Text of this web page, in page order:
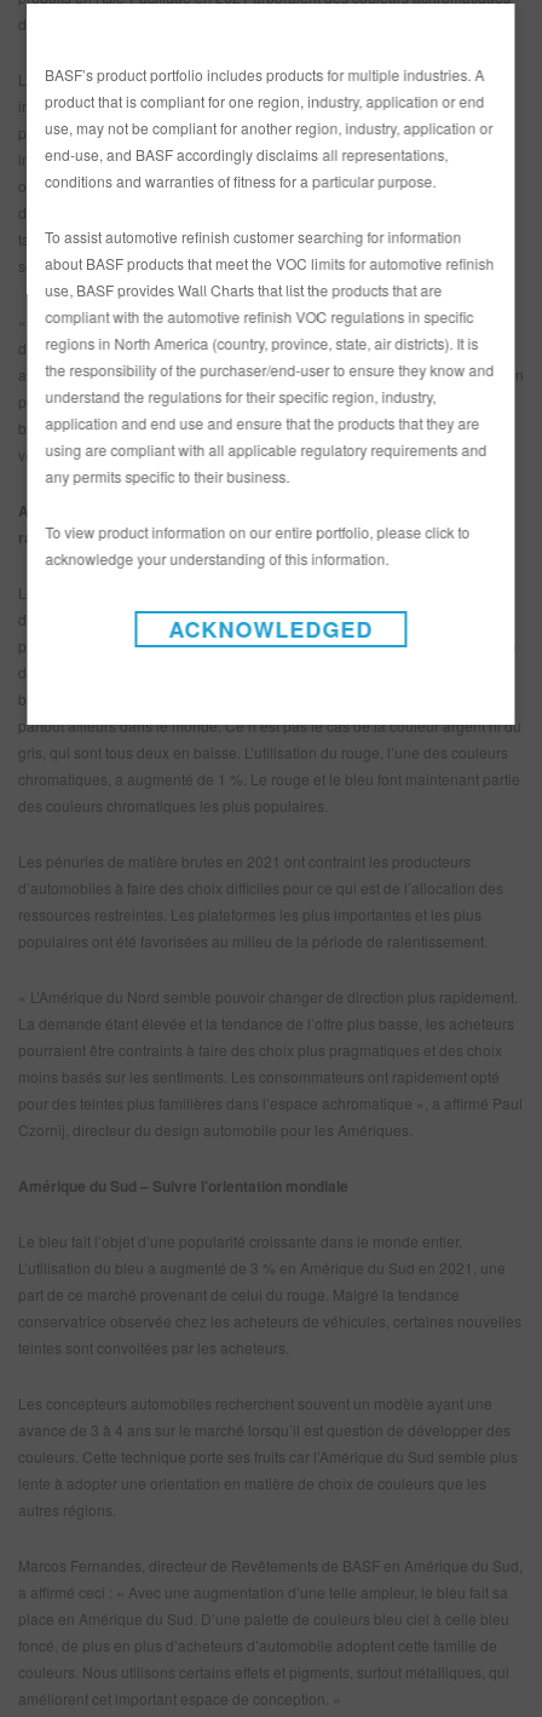
dans au moins 79 % des cas.
La popularité des couleurs chromatiques étant stable, les espaces
individuels qui s’y prêtent sont comblés par certaines couleurs selon une
prépondérance peu variable. Le bleu, la première couleur chromatique en
importance, est utilisé de plus en plus, reflétant ainsi les données globales
obtenues dans d’autres régions. Son utilisation a augmenté alors que celle
du rouge a diminué. Le brun et l’or affichent des taux d’utilisation importants
tandis que le beige, l’orange, le jaune, le vert et le violet sont utilisés
seulement à 1 % chacun.
« AP est le plus important producteur d’automobiles au monde et reflète la
diversité la plus élevée pour ce qui est de la couleur, en comparaison des
autres régions », a affirmé Chiharu Matsuhara, directeur d’Automotive Design
pour AP. « La variété des teintes de vert a augmenté tout comme celles de
bleu. Du bleu sarcelle à olive en passant par le kaki, on ne parle plus des
verts habituels, surtout pour les VUS ».
Amérique du Nord – Les préférences en matière de couleur changent
rapidement dans les Amériques
Le bleu semble prendre du terrain en Amérique du Nord. Son utilisation a
diminué de 4 % par rapport à l’année dernière, ce qui a permis à la
préférence pour le bleu d’atteindre les niveaux affichés en 2017. L’utilisation
des couleurs achromatiques a connu une hausse importante, y compris le
blanc, dont l’utilisation a augmenté en Amérique du Nord tout en baissant
partout ailleurs dans le monde. Ce n’est pas le cas de la couleur argent ni du
gris, qui sont tous deux en baisse. L’utilisation du rouge, l’une des couleurs
chromatiques, a augmenté de 1 %. Le rouge et le bleu font maintenant partie
des couleurs chromatiques les plus populaires.
Les pénuries de matière brutes en 2021 ont contraint les producteurs
d’automobiles à faire des choix difficiles pour ce qui est de l’allocation des
ressources restreintes. Les plateformes les plus importantes et les plus
populaires ont été favorisées au milieu de la période de ralentissement.
« L’Amérique du Nord semble pouvoir changer de direction plus rapidement.
La demande étant élevée et la tendance de l’offre plus basse, les acheteurs
pourraient être contraints à faire des choix plus pragmatiques et des choix
moins basés sur les sentiments. Les consommateurs ont rapidement opté
pour des teintes plus familières dans l’espace achromatique », a affirmé Paul
Czornij, directeur du design automobile pour les Amériques.
Amérique du Sud – Suivre l’orientation mondiale
Le bleu fait l’objet d’une popularité croissante dans le monde entier.
L’utilisation du bleu a augmenté de 3 % en Amérique du Sud en 2021, une
part de ce marché provenant de celui du rouge. Malgré la tendance
conservatrice observée chez les acheteurs de véhicules, certaines nouvelles
teintes sont convoitées par les acheteurs.
Les concepteurs automobiles recherchent souvent un modèle ayant une
avance de 3 à 4 ans sur le marché lorsqu’il est question de développer des
couleurs. Cette technique porte ses fruits car l’Amérique du Sud semble plus
lente à adopter une orientation en matière de choix de couleurs que les
autres régions.
Marcos Fernandes, directeur de Revêtements de BASF en Amérique du Sud,
a affirmé ceci : « Avec une augmentation d’une telle ampleur, le bleu fait sa
place en Amérique du Sud. D’une palette de couleurs bleu ciel à celle bleu
foncé, de plus en plus d’acheteurs d’automobile adoptent cette famille de
couleurs. Nous utilisons certains effets et pigments, surtout métalliques, qui
améliorent cet important espace de conception. »
BASF’s product portfolio includes products for multiple industries. A
product that is compliant for one region, industry, application or end
use, may not be compliant for another region, industry, application or
end-use, and BASF accordingly disclaims all representations,
conditions and warranties of fitness for a particular purpose.
To assist automotive refinish customer searching for information
about BASF products that meet the VOC limits for automotive refinish
use, BASF provides Wall Charts that list the products that are
compliant with the automotive refinish VOC regulations in specific
regions in North America (country, province, state, air districts). It is
the responsibility of the purchaser/end-user to ensure they know and
understand the regulations for their specific region, industry,
application and end use and ensure that the products that they are
using are compliant with all applicable regulatory requirements and
any permits specific to their business.
To view product information on our entire portfolio, please click to
acknowledge your understanding of this information.
ACKNOWLEDGED